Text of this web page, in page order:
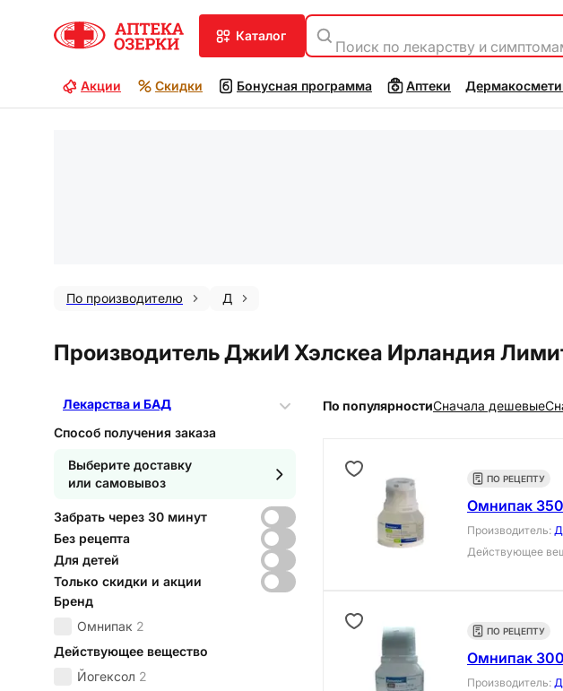
каталог
Поиск по лекарству и
Акции Скидки Бонусная программа Аптеки
По производителю Д
Производитель ДжиИ Хэлскеа Ирландия
Лекарства и БАД
Способ получения заказа
Выберите доставку
или самовывоз
Забрать через 30 минут
Без рецепта
Для детей
Только скидки и акции
Бренд
Омнипак 2
Действующее вещество
Йогексол 2
По популярностиCначала дешевые
ПО РЕЦЕПТУ
Омнипак
Производитель:
Действующее
ПО РЕЦЕПТУ
Омнипак
Производитель: